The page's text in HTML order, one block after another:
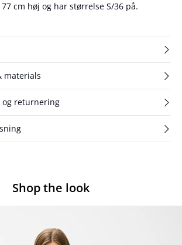
cm høj og har størrelse S/36 på.
materials
og returnering
Shop the look